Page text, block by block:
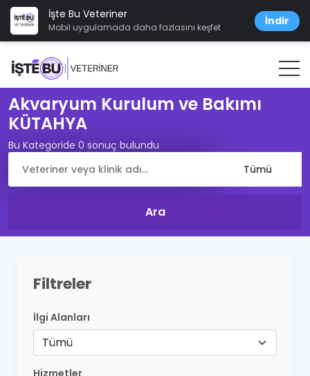
İşte Bu Veteriner
Mobil uygulamada daha fazlasını keşfet İndir
Akvaryum Kurulum ve Bakımı
KÜTAHYA
Bu Kategoride 0 sonuç bulundu
Filtreler
İlgi Alanları
Tümü
Hizmetler